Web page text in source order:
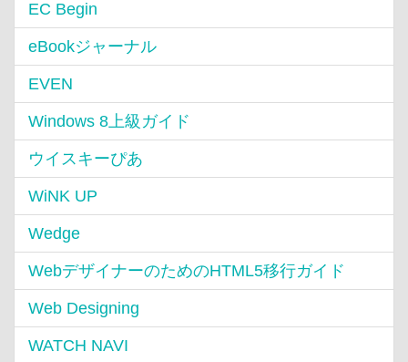
EC Begin
eBookジャーナル
EVEN
Windows 8上級ガイド
ウイスキーぴあ
WiNK UP
Wedge
WebデザイナーのためのHTML5移行ガイド
Web Designing
WATCH NAVI